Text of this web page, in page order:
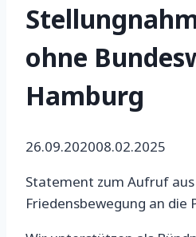
ohne
Hamburg
26.09.202008.02.2025
Statement zum Aufruf
Friedensbewegung an die